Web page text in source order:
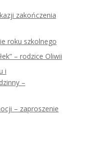
zakończenia
roku szkolnego
– rodzice Oliwii
i
–
– zaproszenie